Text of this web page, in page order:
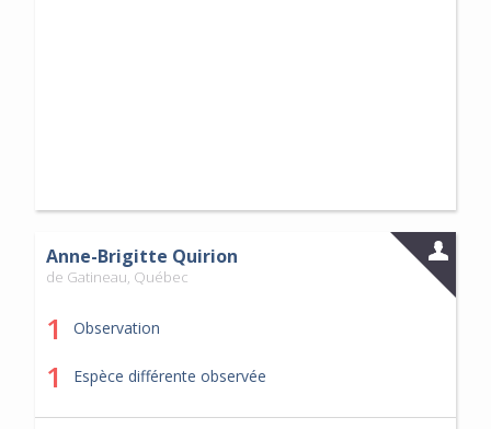
Anne-Brigitte Quirion
de Gatineau, Québec
1 Observation
1 Espèce différente observée